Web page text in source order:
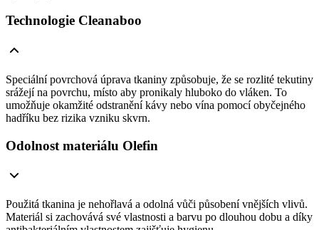
Technologie Cleanaboo
Speciální povrchová úprava tkaniny způsobuje, že se rozlité tekutiny
srážejí na povrchu, místo aby pronikaly hluboko do vláken. To
umožňuje okamžité odstranění kávy nebo vína pomocí obyčejného
hadříku bez rizika vzniku skvrn.
Odolnost materiálu Olefin
Použitá tkanina je nehořlavá a odolná vůči působení vnějších vlivů.
Materiál si zachovává své vlastnosti a barvu po dlouhou dobu a díky